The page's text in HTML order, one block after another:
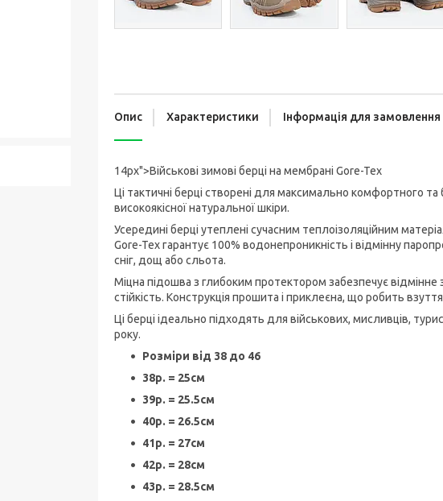
Опис Характеристики Інформація для замовлення
14px">Військові зимові берці на мембрані Gore-Tex
Ці тактичні берці створені для максимально комфортного
високоякісної натуральної шкіри.
Усередині берці утеплені сучасним теплоізоляційним
Gore-Tex гарантує 100% водонепроникність і відмінну
сніг, дощ або сльота.
Міцна підошва з глибоким протектором забезпечує відмінне
стійкість. Конструкція прошита і приклеєна, що робить
Ці берці ідеально підходять для військових, мисливців,
року.
Розміри від 38 до 46
38р. = 25см
39р. = 25.5см
40р. = 26.5см
41р. = 27см
42р. = 28см
43р. = 28.5см